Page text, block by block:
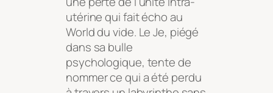
utérine qui fait écho au
World du vide. Le Je, piégé
dans sa bulle
psychologique, tente de
nommer ce qui a été perdu